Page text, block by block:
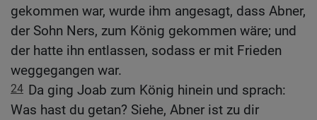
gekommen war, wurde ihm angesagt, dass Abner,
der Sohn Ners, zum König gekommen wäre; und
der hatte ihn entlassen, sodass er mit Frieden
weggegangen war.
24 Da ging Joab zum König hinein und sprach:
Was hast du getan? Siehe, Abner ist zu dir